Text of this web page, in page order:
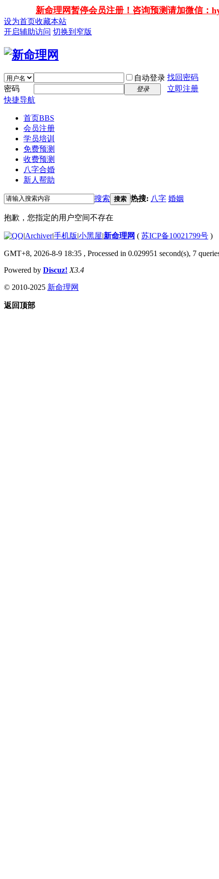
新命理网暂停会员注册！咨询预测请加微信：
设为首页收藏本站
开启辅助访问 切换到窄版
自动登录 找回密码
密码
登录
立即注册
快捷导航
首页BBS
会员注册
学员培训
免费预测
收费预测
八字合婚
新人帮助
搜索 搜索 热搜: 八字 婚姻
抱歉，您指定的用户空间不存在
|Archiver|手机版|小黑屋|新命理网 ( 苏ICP备10021799号 )
GMT+8, 2026-8-9 18:35 , Processed in 0.029951 second(s), 7
Powered by Discuz! X3.4
© 2010-2025 新命理网
返回顶部